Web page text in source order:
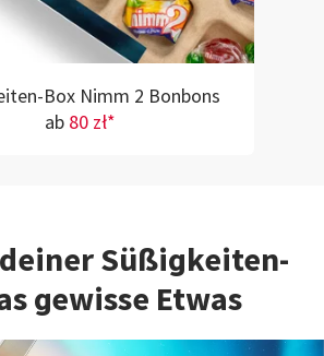
Box Nimm 2 Bonbons
ab 80 zł*
Süßigkeiten-
gewisse Etwas